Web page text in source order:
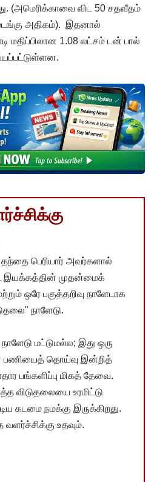
(அமெரிக்காவை விட 50 சதவீதம்
அதிகம்). இதனால்
மதிப்பிலான 1.08 லட்சம் டன் பால்
பெரியார் அவர்களால்
இயக்கத்தின் முதன்மைக்
ஒரே பகுத்தறிவு நாளேடாக
நாளேடு.
மட்டுமல்ல; இது ஒரு
பணியைத் தொய்வு இன்றித்
பங்களிப்பு மிகத் தேவை.
விடுதலையை உரமிட்டு
கடமை நமக்கு இருக்கிறது.
உதவும்.